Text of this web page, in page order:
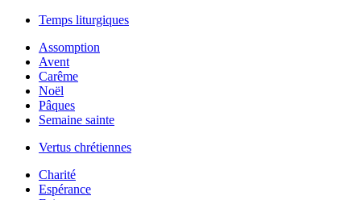
Temps liturgiques
Assomption
Avent
Carême
Noël
Pâques
Semaine sainte
Vertus chrétiennes
Charité
Espérance